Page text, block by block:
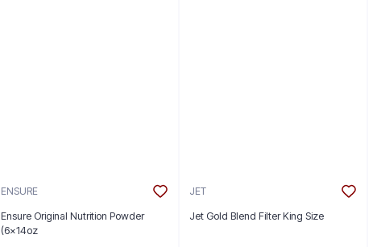
ENSURE
Ensure Original Nutrition Powder
(6x14oz
JET
Jet Gold Blend Filter King Size